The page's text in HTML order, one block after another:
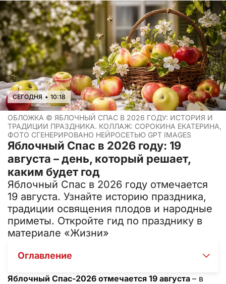
СЕГОДНЯ • 10:18
ОБЛОЖКА © ЯБЛОЧНЫЙ СПАС В 2026 ГОДУ: ИСТОРИЯ И
ТРАДИЦИИ ПРАЗДНИКА. КОЛЛАЖ: СОРОКИНА ЕКАТЕРИНА,
ФОТО СГЕНЕРИРОВАНО НЕЙРОСЕТЬЮ GPT IMAGES
Яблочный Спас в 2026 году: 19
августа – день, который решает,
каким будет год
Яблочный Спас в 2026 году отмечается
19 августа. Узнайте историю праздника,
традиции освящения плодов и народные
приметы. Откройте гид по празднику в
материале «Жизни»
Оглавление
Яблочный Спас-2026 отмечается 19 августа – в